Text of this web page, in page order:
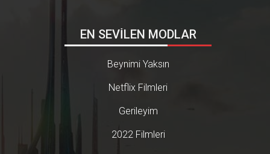
EN SEVİLEN MODLAR
Beynimi Yaksın
Netflix Filmleri
Gerileyim
2022 Filmleri